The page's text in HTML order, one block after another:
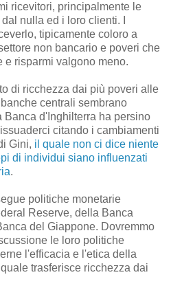
ricevitori, principalmente le
nulla ed i loro clienti. I
tipicamente coloro a
non bancario e poveri che
e risparmi valgono meno.
di ricchezza dai più poveri alle
centrali sembrano
Banca d'Inghilterra ha persino
citando i cambiamenti
Gini, il quale non ci dice niente
di individui siano influenzati
.
politiche monetarie
Reserve, della Banca
del Giappone. Dovremmo
le loro politiche
l'efficacia e l'etica della
trasferisce ricchezza dai